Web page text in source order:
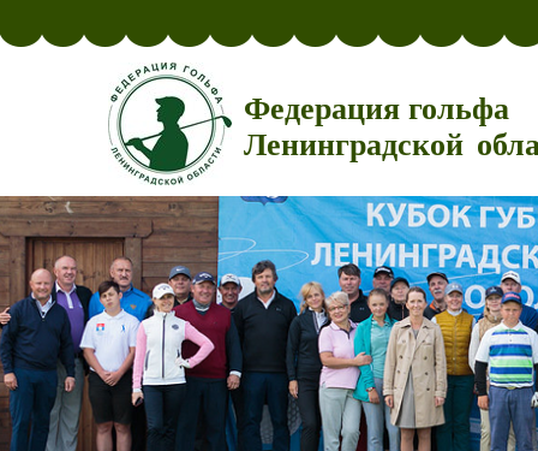
Федерация гольфа
Ленинградской